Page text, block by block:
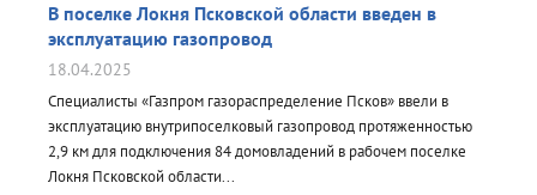
В поселке Локня Псковской области введен в
эксплуатацию газопровод
18.04.2025
Специалисты «Газпром газораспределение Псков» ввели в
эксплуатацию внутрипоселковый газопровод протяженностью
2,9 км для подключения 84 домовладений в рабочем поселке
Локня Псковской области...